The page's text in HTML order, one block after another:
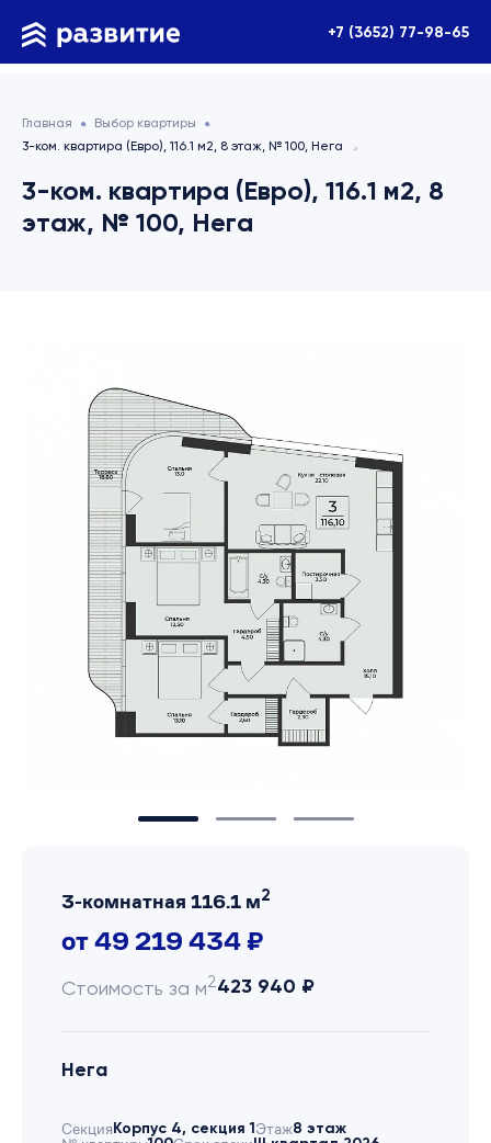
+7 (3652) 77-98-65
Главная
Выбор квартиры
3-ком. квартира (Евро), 116.1 м2, 8 этаж, № 100, Нега
3-ком. квартира (Евро), 116.1 м2, 8
этаж, № 100, Нега
3-комнатная 116.1 м2
от 49 219 434 ₽
Стоимость за м2423 940 ₽
Нега
СекцияКорпус 4, секция 1Этаж8 этаж